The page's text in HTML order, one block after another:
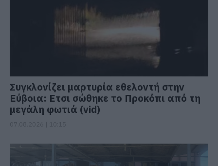
Συγκλονίζει μαρτυρία εθελοντή στην
Εύβοια: Ετσι σώθηκε το Προκόπι από τη
μεγάλη φωτιά (vid)